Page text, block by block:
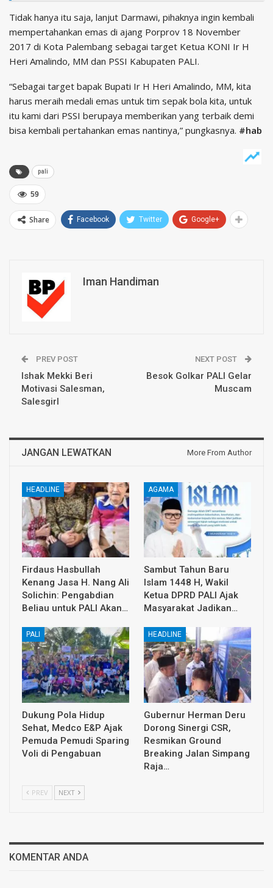
Tidak hanya itu saja, lanjut Darmawi, pihaknya ingin kembali
mempertahankan emas di ajang Porprov 18 November
2017 di Kota Palembang sebagai target Ketua KONI Ir H
Heri Amalindo, MM dan PSSI Kabupaten PALI.
“Sebagai target bapak Bupati Ir H Heri Amalindo, MM, kita
harus meraih medali emas untuk tim sepak bola kita, untuk
itu kami dari PSSI berupaya memberikan yang terbaik demi
bisa kembali pertahankan emas nantinya,” pungkasnya. #hab
pali
59
Share Facebook Twitter Google+
Iman Handiman
PREV POST
Ishak Mekki Beri
Motivasi Salesman,
Salesgirl
NEXT POST
Besok Golkar PALI Gelar
Muscam
JANGAN LEWATKAN More From Author
HEADLINE
Firdaus Hasbullah
Kenang Jasa H. Nang Ali
Solichin: Pengabdian
Beliau untuk PALI Akan…
AGAMA
Sambut Tahun Baru
Islam 1448 H, Wakil
Ketua DPRD PALI Ajak
Masyarakat Jadikan…
PALI
Dukung Pola Hidup
Sehat, Medco E&P Ajak
Pemuda Pemudi Sparing
Voli di Pengabuan
HEADLINE
Gubernur Herman Deru
Dorong Sinergi CSR,
Resmikan Ground
Breaking Jalan Simpang
Raja…
PREV NEXT
KOMENTAR ANDA